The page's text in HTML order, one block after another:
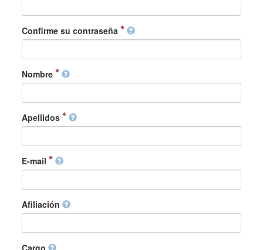
Confirme su contraseña
Nombre
Apellidos
E-mail
Afiliación
Cargo